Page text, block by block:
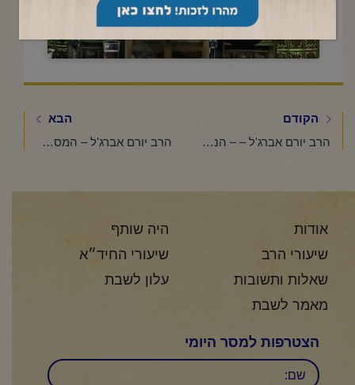
הקודם
הרב יורם אברג'ל – – הנשמה של העולם -ו' אדר תשפ"ו
הבא
הרב יורם אברג'ל – המסר היומי – מעלת השמחה והנתינה – ח' אדר תשפ"ו
אודות
היה שותף
שיעורי הרב
שיעורי החיד״א
שאלות ותשובות
עלון לשבת
מאמר לשבת
הצטרפות למסר היומי
שם